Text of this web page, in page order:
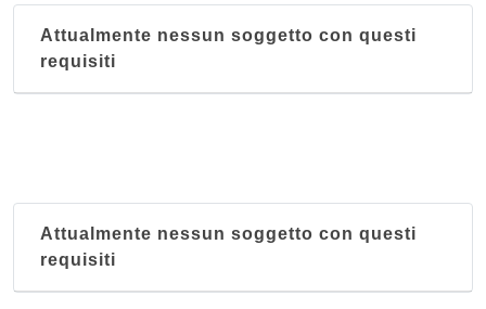
Attualmente nessun soggetto con questi
requisiti
Attualmente nessun soggetto con questi
requisiti